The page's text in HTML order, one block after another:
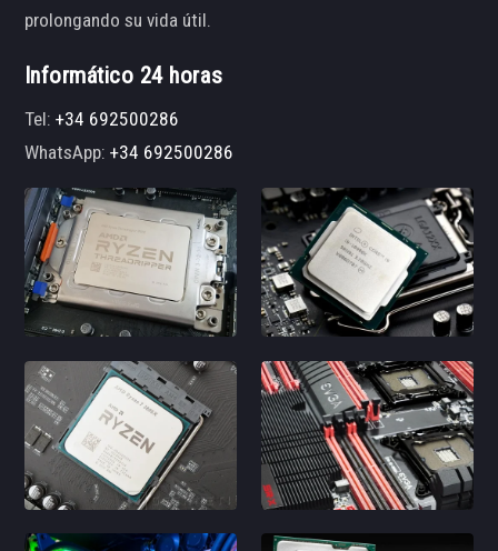
prolongando su vida útil.
Informático 24 horas
Tel:+34 692500286
WhatsApp:+34 692500286